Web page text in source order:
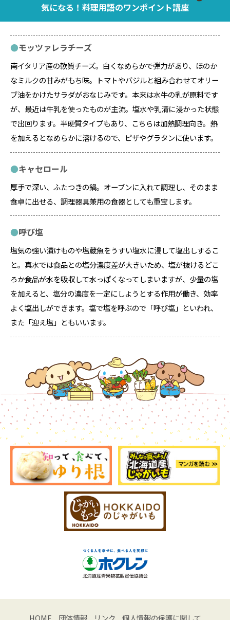
気になる！料理用語のワンポイント講座
モッツァレラチーズ
南イタリア産の軟質チーズ。白くなめらかで弾力があり、ほのか
なミルクの甘みがもち味。トマトやバジルと組み合わせてオリー
ブ油をかけたサラダがおなじみです。本来は水牛の乳が原料です
が、最近は牛乳を使ったものが主流。塩水や乳清に浸かった状態
で出回ります。半硬質タイプもあり、こちらは加熱調理向き。熱
を加えるとなめらかに溶けるので、ピザやグラタンに使います。
キャセロール
厚手で深い、ふたつきの鍋。オーブンに入れて調理し、そのまま
食卓に出せる、調理器具兼用の食器としても重宝します。
呼び塩
塩気の強い漬けものや塩蔵魚をうすい塩水に浸して塩出しするこ
と。真水では食品との塩分濃度差が大きいため、塩が抜けるどこ
ろか食品が水を吸収して水っぽくなってしまいますが、少量の塩
を加えると、塩分の濃度を一定にしようとする作用が働き、効率
よく塩出しができます。塩で塩を呼ぶので「呼び塩」といわれ、
また「迎え塩」ともいいます。
HOME 団体情報 リンク 個人情報の保護に関して